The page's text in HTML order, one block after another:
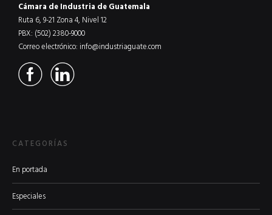
Cámara de Industria de Guatemala
Ruta 6, 9-21 Zona 4, Nivel 12
PBX: (502) 2380-9000
Correo electrónico: info@industriaguate.com
CATEGORÍAS
En portada
Especiales